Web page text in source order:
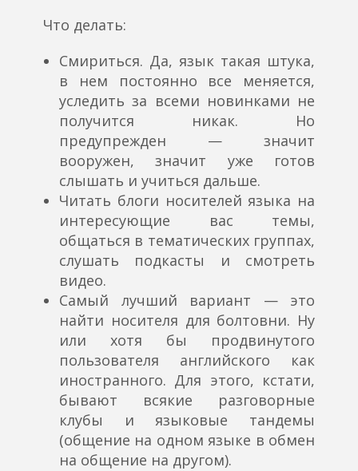
Что делать:
Смириться. Да, язык такая штука,
в нем постоянно все меняется,
уследить за всеми новинками не
получится никак. Но
предупрежден — значит
вооружен, значит уже готов
слышать и учиться дальше.
Читать блоги носителей языка на
интересующие вас темы,
общаться в тематических группах,
слушать подкасты и смотреть
видео.
Самый лучший вариант — это
найти носителя для болтовни. Ну
или хотя бы продвинутого
пользователя английского как
иностранного. Для этого, кстати,
бывают всякие разговорные
клубы и языковые тандемы
(общение на одном языке в обмен
на общение на другом).